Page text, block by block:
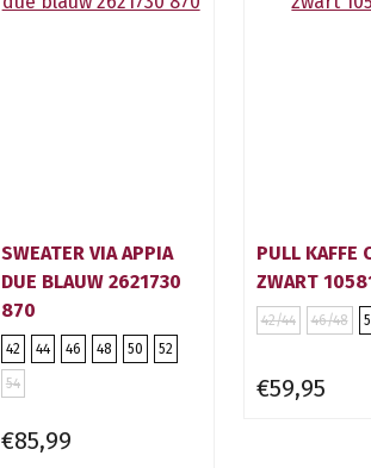
SWEATER VIA APPIA
DUE BLAUW 2621730
870
42 44 46 48 50 52
54
€85,99
PULL KAFFE
ZWART
42/44 46/48
€59,95